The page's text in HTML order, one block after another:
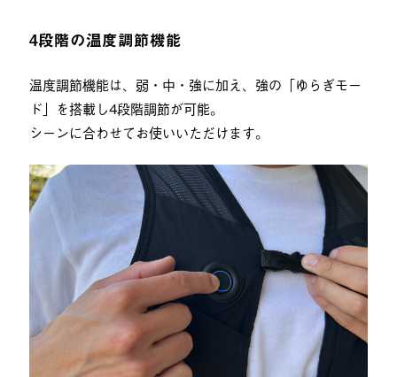
4段階の温度調節機能
温度調節機能は、弱・中・強に加え、強の「ゆらぎモー
ド」を搭載し4段階調節が可能。
シーンに合わせてお使いいただけます。